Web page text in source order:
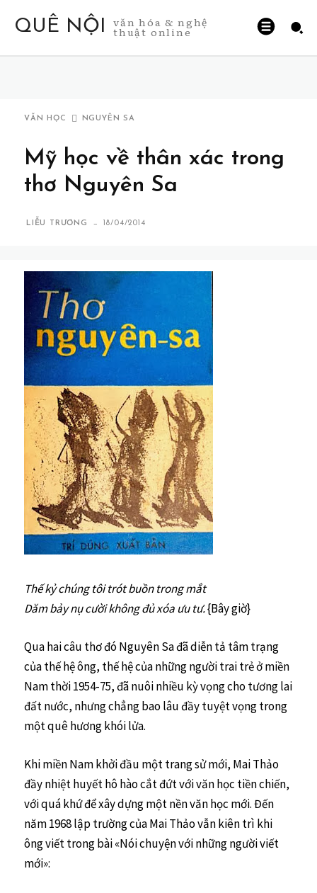
QUÊ NỘI văn hóa & nghệ
thuật online
VĂN HỌC NGUYÊN SA
Mỹ học về thân xác trong
thơ Nguyên Sa
LIỄU TRƯƠNG - 18/04/2014
Thế kỷ chúng tôi trót buồn trong mắt
Dăm bảy nụ cười không đủ xóa ưu tư.{Bây giờ}
Qua hai câu thơ đó Nguyên Sa đã diễn tả tâm trạng
của thế hệ ông, thế hệ của những người trai trẻ ở miền
Nam thời 1954-75, đã nuôi nhiều kỳ vọng cho tương lai
đất nước, nhưng chẳng bao lâu đầy tuyệt vọng trong
một quê hương khói lửa.
Khi miền Nam khởi đầu một trang sử mới, Mai Thảo
đầy nhiệt huyết hô hào cắt đứt với văn học tiền chiến,
với quá khứ để xây dựng một nền văn học mới. Đến
năm 1968 lập trường của Mai Thảo vẫn kiên trì khi
ông viết trong bài «Nói chuyện với những người viết
mới»: